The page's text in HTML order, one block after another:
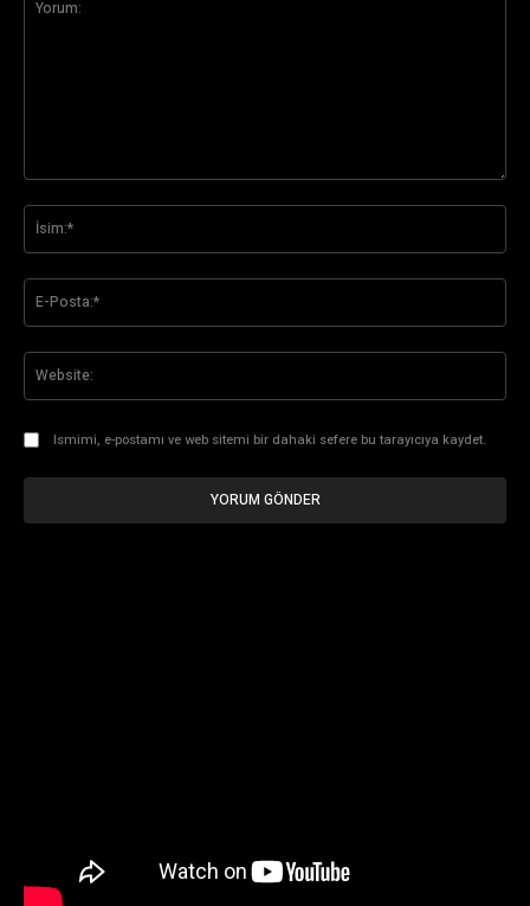
Ismimi, e-postamı ve web sitemi bir dahaki sefere bu tarayıcıya kaydet.